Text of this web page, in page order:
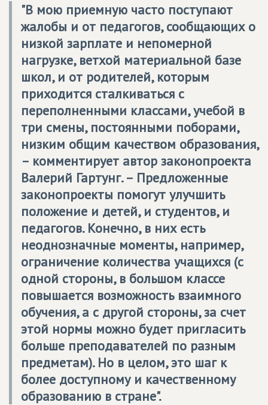
"В мою приемную часто поступают
жалобы и от педагогов, сообщающих о
низкой зарплате и непомерной
нагрузке, ветхой материальной базе
школ, и от родителей, которым
приходится сталкиваться с
переполненными классами, учебой в
три смены, постоянными поборами,
низким общим качеством образования,
– комментирует автор законопроекта
Валерий Гартунг. – Предложенные
законопроекты помогут улучшить
положение и детей, и студентов, и
педагогов. Конечно, в них есть
неоднозначные моменты, например,
ограничение количества учащихся (с
одной стороны, в большом классе
повышается возможность взаимного
обучения, а с другой стороны, за счет
этой нормы можно будет пригласить
больше преподавателей по разным
предметам). Но в целом, это шаг к
более доступному и качественному
образованию в стране".